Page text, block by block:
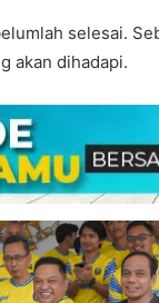
selesai.
akan dihadapi.